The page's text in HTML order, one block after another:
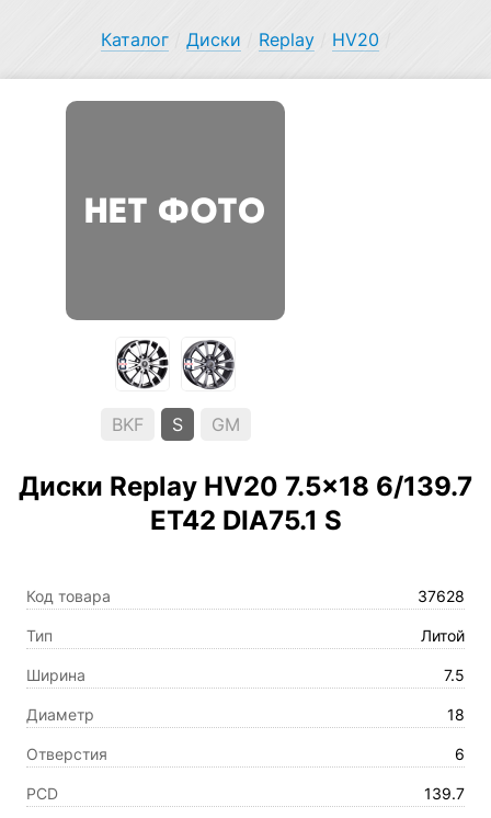
Каталог/ Диски Replay/ HV20
BKF S GM
Диски Replay HV20 7.5×18 6/139.7
ET42 DIA75.1 S
Код товара 37628
Тип Литой
Ширина 7.5
Диаметр 18
Отверстия 6
PCD 139.7